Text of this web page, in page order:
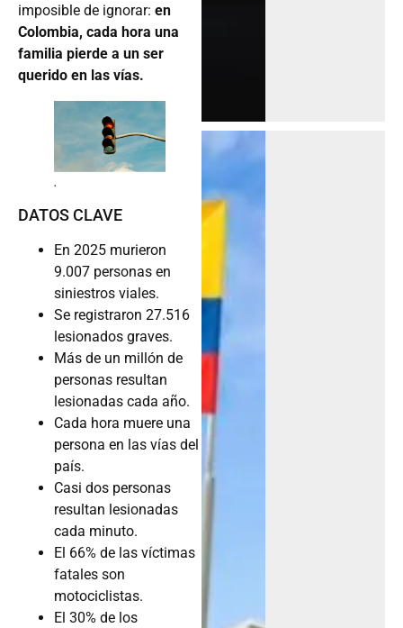
imposible de ignorar: en
Colombia, cada hora una
familia pierde a un ser
querido en las vías.
.
DATOS CLAVE
En 2025 murieron
9.007 personas en
siniestros viales.
Se registraron 27.516
lesionados graves.
Más de un millón de
personas resultan
lesionadas cada año.
Cada hora muere una
persona en las vías del
país.
Casi dos personas
resultan lesionadas
cada minuto.
El 66% de las víctimas
fatales son
motociclistas.
El 30% de los